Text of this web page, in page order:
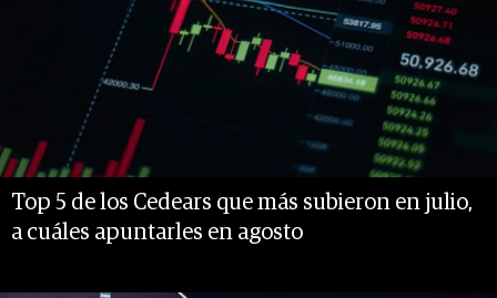
Top 5 de los Cedears que más subieron en julio,
a cuáles apuntarles en agosto